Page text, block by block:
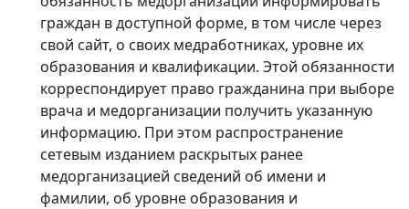
граждан в доступной форме, в том числе через
свой сайт, о своих медработниках, уровне их
образования и квалификации. Этой обязанности
корреспондирует право гражданина при выборе
врача и медорганизации получить указанную
информацию. При этом распространение
сетевым изданием раскрытых ранее
медорганизацией сведений об имени и
фамилии, об уровне образования и